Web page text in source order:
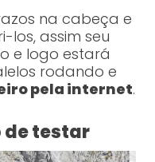
na cabeça e
assim seu
e logo estará
rodando e
pela internet.
de testar